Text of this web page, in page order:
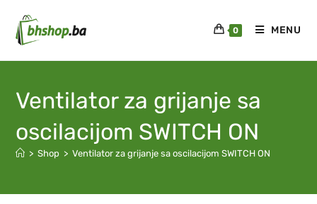
0 MENU
Ventilator za grijanje sa
oscilacijom SWITCH ON
> Shop > Ventilator za grijanje sa oscilacijom SWITCH ON